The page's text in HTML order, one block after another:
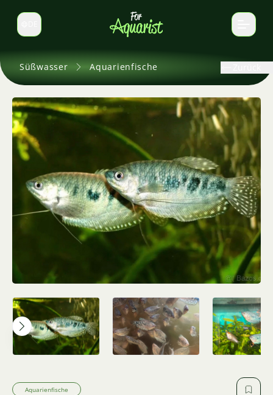
Sprache wechseln
Süßwasser Aquarienfische
Aquarienfische